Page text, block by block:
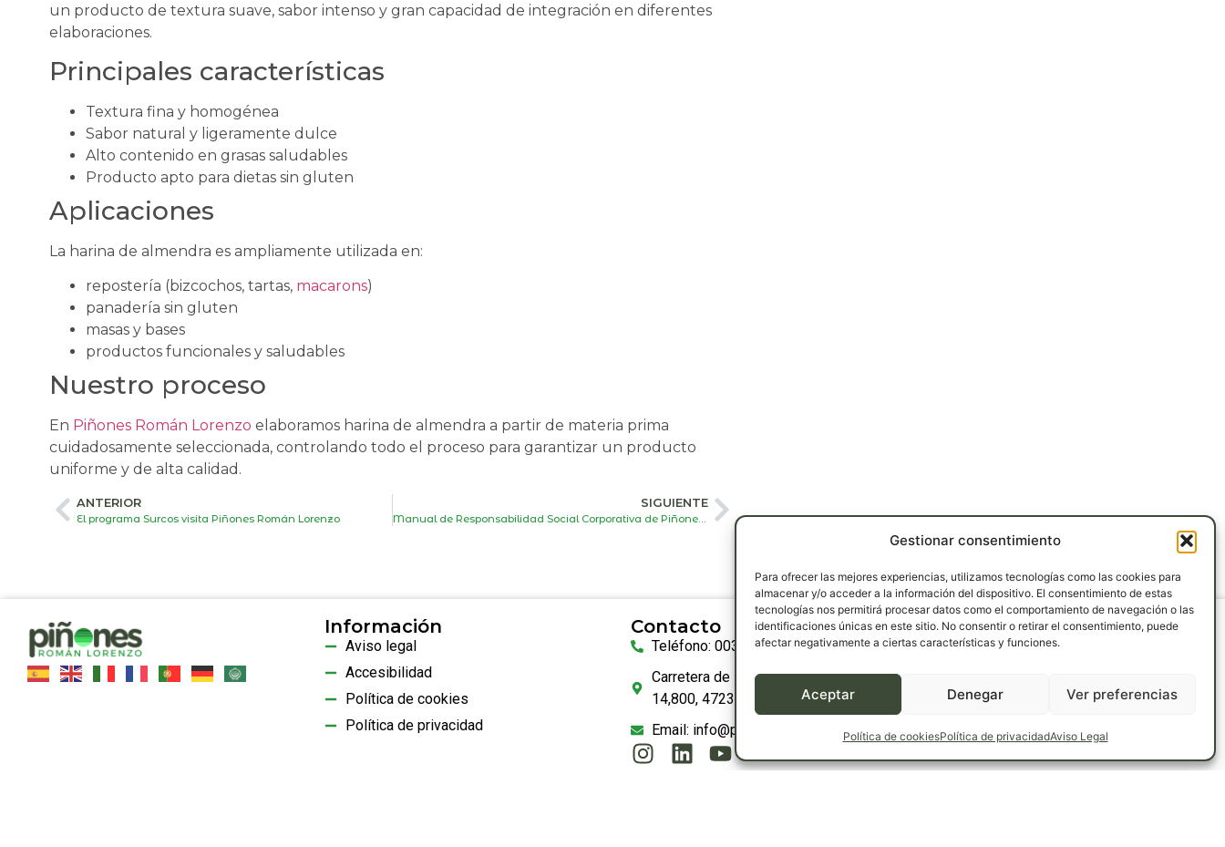
Gestionar consentimiento
Para ofrecer las mejores experiencias, utilizamos tecnologías como las cookies para
almacenar y/o acceder a la información del dispositivo. El consentimiento de estas
tecnologías nos permitirá procesar datos como el comportamiento de navegación o las
identificaciones únicas en este sitio. No consentir o retirar el consentimiento, puede
afectar negativamente a ciertas características y funciones.
Aceptar Denegar Ver preferencias
Política de cookiesPolítica de privacidadAviso Legal
un producto de textura suave, sabor intenso y gran capacidad de integración en diferentes
elaboraciones.
Principales características
Textura fina y homogénea
Sabor natural y ligeramente dulce
Alto contenido en grasas saludables
Producto apto para dietas sin gluten
Aplicaciones
La harina de almendra es ampliamente utilizada en:
repostería (bizcochos, tartas, macarons)
panadería sin gluten
masas y bases
productos funcionales y saludables
Nuestro proceso
En Piñones Román Lorenzo elaboramos harina de almendra a partir de materia prima
cuidadosamente seleccionada, controlando todo el proceso para garantizar un producto
uniforme y de alta calidad.
ANTERIOR
El programa Surcos visita Piñones Román Lorenzo
SIGUIENTE
Información
Aviso legal
Accesibilidad
Política de cookies
Política de privacidad
Contacto
Teléfono: 0034 639 36 52 57
Carretera de Medina del Campo, km
14,800, 47230, Matapozuelos
Email: info@pinonesromanlorenzo.com